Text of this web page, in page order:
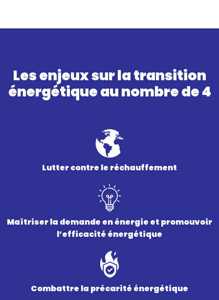
Les enjeux sur la transition
énergétique au nombre de 4
Lutter contre le réchauffement
Maîtriser la demande en énergie et promouvoir
l’efficacité énergétique
Combattre la précarité énergétique